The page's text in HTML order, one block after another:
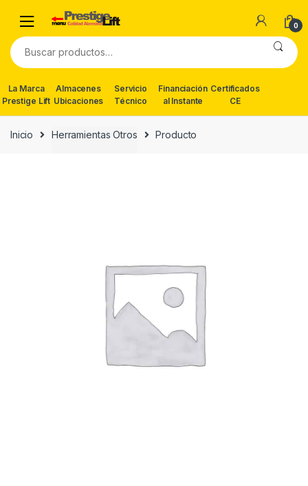
navigation
content
0
Buscar
por:
La Marca
Prestige Lift
Almacenes
Ubicaciones
Servicio
Técnico
Financiación
al Instante
Certificados
CE
Inicio Herramientas Otros Producto